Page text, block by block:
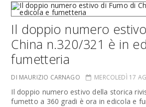
Il doppio numero
China n.320/321 è in
fumetteria
DI MAURIZIO CARNAGO MERCOLEDÌ 17
Il doppio numero estivo della storica
fumetto a 360 gradi è ora in edicola e